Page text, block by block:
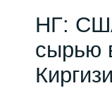
НГ:
сырью